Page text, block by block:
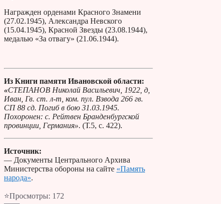
Награжден орденами Красного Знамени
(27.02.1945), Александра Невского
(15.04.1945), Красной Звезды (23.08.1944),
медалью «За отвагу» (21.06.1944).
Из Книги памяти Ивановской области:
«СТЕПАНОВ Николай Васильевич, 1922, д,
Иван, Гв. ст. л-т, ком. пул. Взвода 266 гв.
СП 88 сд. Погиб в бою 31.03.1945.
Похоронен: с. Рейтвен Бранденбургской
провинции, Германия». (Т.5, с. 422).
Источник:
— Документы Центрального Архива
Министерства обороны на сайте «Память
народа».
⭐Просмотры: 172